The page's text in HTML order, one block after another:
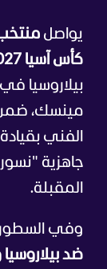
يواصل
كأس آسيا 2027
بيلاروسيا
مينسك، ضمن
الفني
جاهزية
المقبلة.
وفي السطور
ضد بيلاروسيا